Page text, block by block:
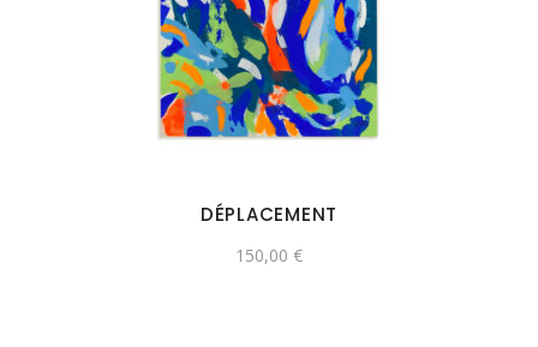
DÉPLACEMENT
150,00 €